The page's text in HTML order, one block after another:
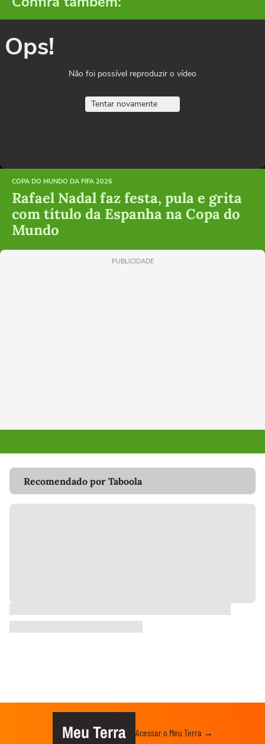
Ops!
Não foi possível reproduzir o vídeo
Tentar novamente
COPA DO MUNDO DA FIFA 2026
Rafael Nadal faz festa, pula e grita
com título da Espanha na Copa do
Mundo
PUBLICIDADE
Recomendado por Taboola
Meu Terra Acessar o Meu Terra →